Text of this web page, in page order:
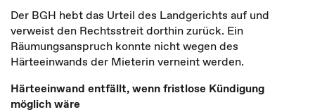
Der BGH hebt das Urteil des Landgerichts auf und
verweist den Rechtsstreit dorthin zurück. Ein
Räumungsanspruch konnte nicht wegen des
Härteeinwands der Mieterin verneint werden.
Härteeinwand entfällt, wenn fristlose Kündigung
möglich wäre